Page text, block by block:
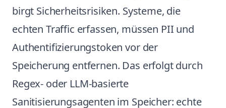
birgt Sicherheitsrisiken. Systeme, die
echten Traffic erfassen, müssen PII und
Authentifizierungstoken vor der
Speicherung entfernen. Das erfolgt durch
Regex- oder LLM-basierte
Sanitisierungsagenten im Speicher: echte